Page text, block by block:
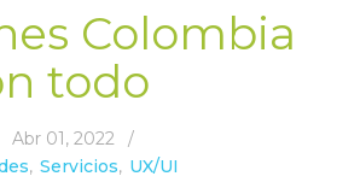
Colombia
todo
Abr 01, 2022
/
, Servicios, UX/UI